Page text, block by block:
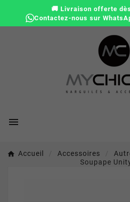
🚚 Livraison offerte
Contactez-nous sur

Accueil Accessoires
Soupape